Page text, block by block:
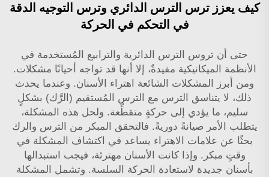
كيف يعزز ترس الترس الدائري وترس التوجيه الدقة
في التحكم في الحركة
حتى أن تروس الترس الدائرية والترابيع المُستخدمة في
الأنظمة الميكانيكية مفيدةٌ، إلا أنها قد تواجه أحيانًا مشكلات.
ومن أبرز المشكلات الشائعة اهتراء الأسنان. وعندما يحدث
ذلك، لا يتناسق الترس مع الترس المُستقيم (الرَّك) بشكلٍ
سليم، ما يؤدي إلى حركةٍ متقطِّعة. ولحل هذه المشكلة،
يتطلب الأمر صيانةً دوريةً. فالتحقق المبكر من الترس والرك
بحثًا عن علامات الاهتراء يساعد في اكتشاف المشكلة في
وقتٍ مبكر. وإذا كانت الأسنان مهترئة، فيجب استبدالها
بأسنان جديدة لاستعادة الحركة السلسة. وتشمل المشكلة